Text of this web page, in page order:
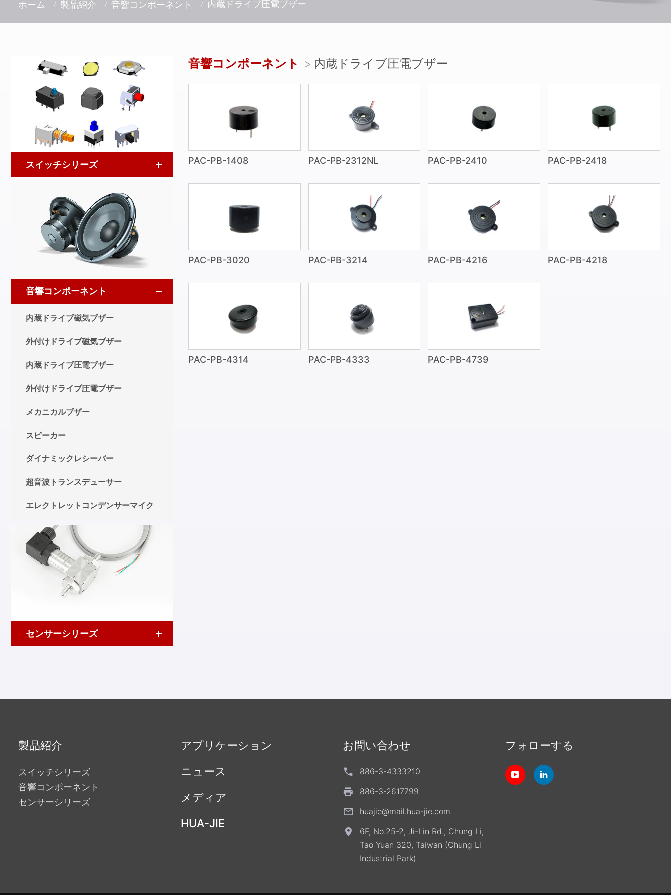
ホーム 製品紹介 音響コンポーネント 内蔵ドライブ圧電ブザー
スイッチシリーズ
音響コンポーネント
内蔵ドライブ磁気ブザー
外付けドライブ磁気ブザー
内蔵ドライブ圧電ブザー
外付けドライブ圧電ブザー
メカニカルブザー
スピーカー
ダイナミックレシーバー
超音波トランスデューサー
エレクトレットコンデンサーマイク
センサーシリーズ
音響コンポーネント 内蔵ドライブ圧電ブザー
PAC-PB-1408 PAC-PB-2312NL PAC-PB-2410 PAC-PB-2418
PAC-PB-3020 PAC-PB-3214 PAC-PB-4216 PAC-PB-4218
PAC-PB-4314 PAC-PB-4333 PAC-PB-4739
製品紹介
スイッチシリーズ
音響コンポーネント
センサーシリーズ
アプリケーション
ニュース
メディア
HUA-JIE
お問い合わせ
886-3-4333210
886-3-2617799
huajie@mail.hua-jie.com
6F, No.25-2, Ji-Lin Rd., Chung Li,
Tao Yuan 320, Taiwan (Chung Li
Industrial Park)
フォローする